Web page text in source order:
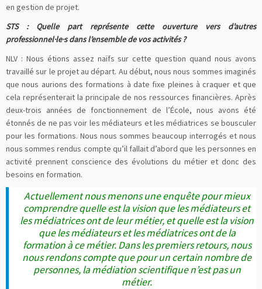
en gestion de projet.
STS : Quelle part représente cette ouverture vers d’autres
professionnel·le·s dans l’ensemble de vos activités ?
NLV : Nous étions assez naïfs sur cette question quand nous avons
travaillé sur le projet au départ. Au début, nous nous sommes imaginés
que nous aurions des formations à date fixe pleines à craquer et que
cela représenterait la principale de nos ressources financières. Après
deux-trois années de fonctionnement de l’École, nous avons été
étonnés de ne pas voir les médiateurs et les médiatrices se bousculer
pour les formations. Nous nous sommes beaucoup interrogés et nous
nous sommes rendus compte qu’il fallait d’abord que les personnes en
activité prennent conscience des évolutions du métier et donc des
besoins en formation.
Actuellement nous menons une enquête pour mieux
comprendre quelle est la vision que les médiateurs et
les médiatrices ont de leur métier, et quelle est la vision
que les médiateurs et les médiatrices ont de la
formation à ce métier. Dans les premiers retours, nous
nous rendons compte que pour un certain nombre de
personnes, la médiation scientifique n’est pas un
métier.